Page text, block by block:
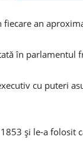
an
în parlamentul
cu puteri
și le-a folosit